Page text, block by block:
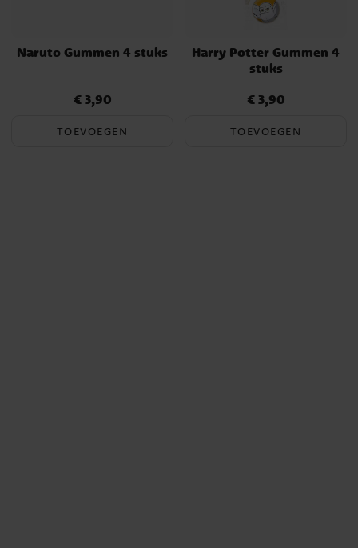
Naruto Gummen 4 stuks
Prijs :€ 3,90
€ 3,90
TOEVOEGEN
Harry Potter Gummen 4
stuks
Prijs :€ 3,90
€ 3,90
TOEVOEGEN